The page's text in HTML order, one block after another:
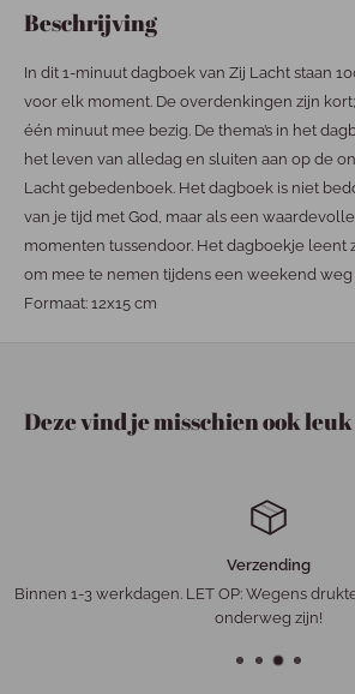
Beschrijving
In dit 1-minuut dagboek van Zij Lacht staan
voor elk moment. De overdenkingen zijn
één minuut mee bezig. De thema’s in het
het leven van alledag en sluiten aan op de
Lacht gebedenboek. Het dagboek is niet
van je tijd met God, maar als een
momenten tussendoor. Het dagboekje leent
om mee te nemen tijdens een weekend weg
Formaat: 12x15 cm
Deze vind je misschien ook leuk
Verzending
Binnen 1-3 werkdagen. LET OP: Wegens
onderweg zijn!